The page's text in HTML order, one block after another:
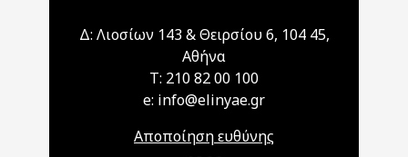
Δ: Λιοσίων 143 & Θειρσίου 6, 104 45,
Αθήνα
T: 210 82 00 100
e: info@elinyae.gr
Αποποίηση ευθύνης